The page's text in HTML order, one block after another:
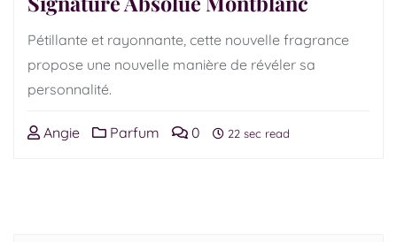
Pétillante et rayonnante, cette nouvelle fragrance
propose une nouvelle manière de révéler sa
personnalité.
Angie Parfum 0 22 sec read